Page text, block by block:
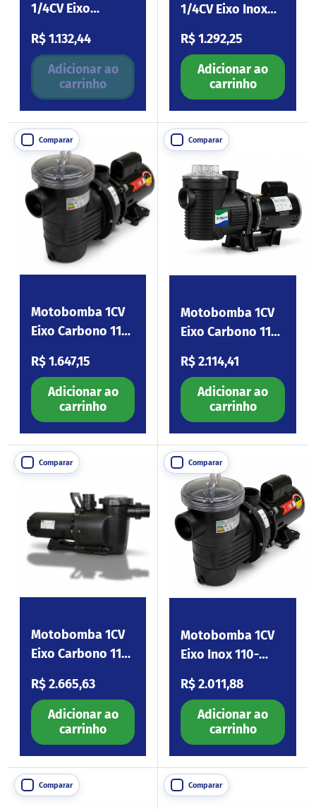
1/4CV Eixo
BPF025
Preço normal
R$ 1.132,44
Adicionar ao
carrinho
1/4CV Eixo Inox
Preço normal
R$ 1.292,25
Adicionar ao
carrinho
Comparar
Motobomba 1CV
Eixo Carbono 110-
Preço normal
R$ 1.647,15
Adicionar ao
carrinho
Comparar
Motobomba 1CV
Eixo Carbono 110-
Preço normal
R$ 2.114,41
Adicionar ao
carrinho
Comparar
Motobomba 1CV
Eixo Carbono 110-
Preço normal
R$ 2.665,63
Adicionar ao
carrinho
Comparar
Motobomba 1CV
Eixo Inox 110-
Preço normal
R$ 2.011,88
Adicionar ao
carrinho
Comparar Comparar